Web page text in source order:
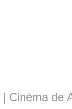
| Cinéma de